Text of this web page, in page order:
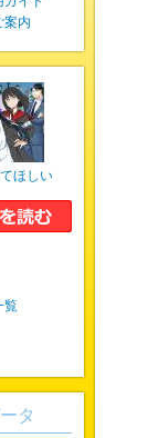
案内
ほしい
覧
タ